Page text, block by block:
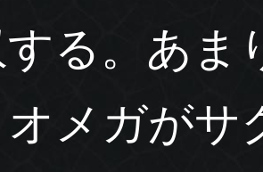
する。あま
オメガが